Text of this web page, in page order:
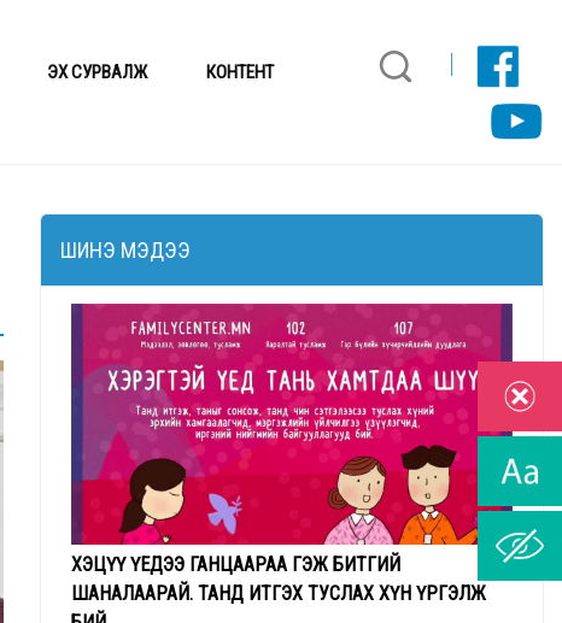
ЭХ СУРВАЛЖ КОНТЕНТ
ШИНЭ МЭДЭЭ
ХЭЦҮҮ ҮЕДЭЭ ГАНЦААРАА ГЭЖ БИТГИЙ
ШАНАЛААРАЙ. ТАНД ИТГЭХ ТУСЛАХ ХҮН ҮРГЭЛЖ